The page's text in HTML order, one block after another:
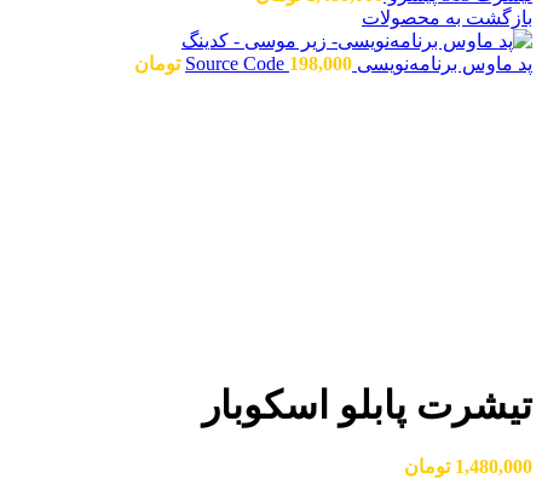
بازگشت به محصولات
پد ماوس برنامه‌نویسی Source Code 198,000 تومان
تیشرت پابلو اسکوبار
1,480,000 تومان